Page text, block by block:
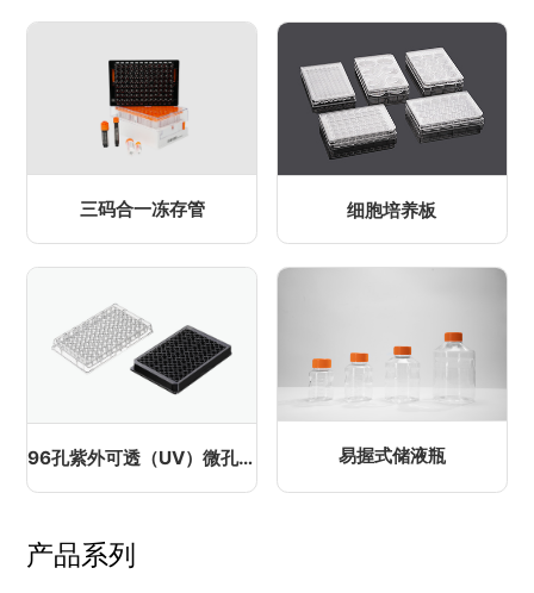
三码合一冻存管 细胞培养板
96孔紫外可透（UV）微孔板 易握式储液瓶
产品系列